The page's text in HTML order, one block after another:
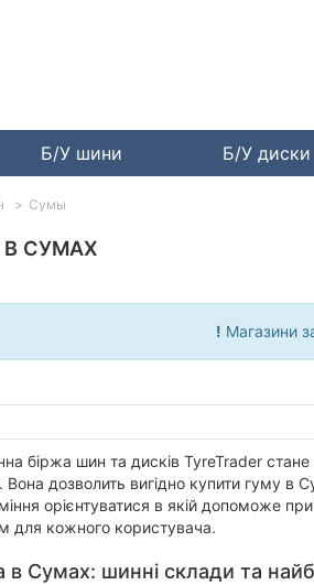
Б/У шини Б/У диски
СУМАХ
! Магазини
біржа шин та дисків TyreTrader
Вона дозволить вигідно купити гуму
орієнтуватися в якій допоможе
для кожного користувача.
в Сумах: шинні склади та
Сумы